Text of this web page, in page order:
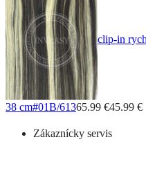
clip-in
38 cm#01B/61365.99 €45.99 €
Zákaznícky servis